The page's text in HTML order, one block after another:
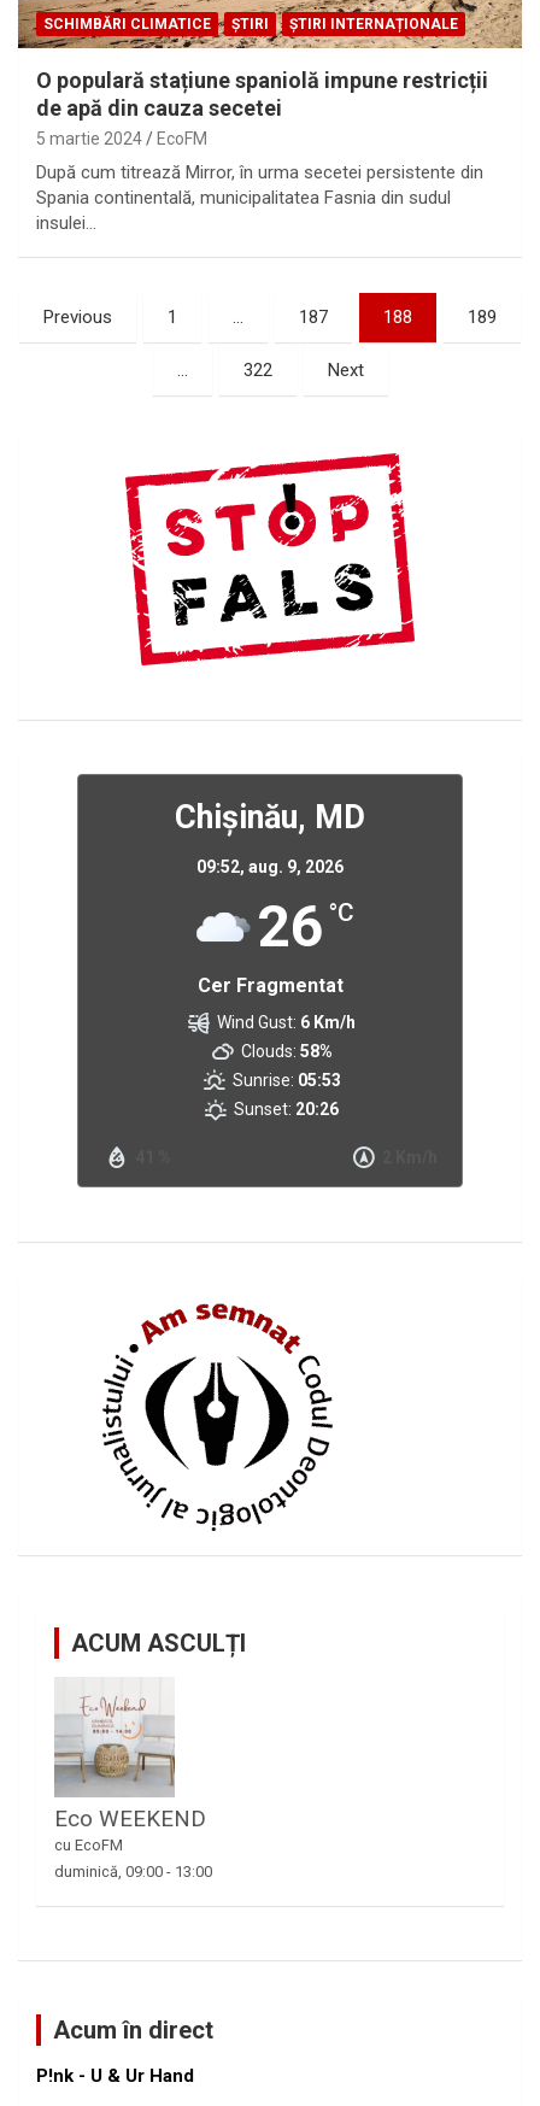
SCHIMBĂRI CLIMATICE ȘTIRI ȘTIRI INTERNAȚIONALE
O populară stațiune spaniolă impune restricții
de apă din cauza secetei
5 martie 2024 EcoFM
După cum titrează Mirror, în urma secetei persistente din
Spania continentală, municipalitatea Fasnia din sudul
insulei…
Paginație
articole
Previous 1 … 187 188 189
… 322 Next
Chișinău, MD
09:52, aug. 9, 2026
26 °C
Cer Fragmentat
Wind Gust: 6 Km/h
Clouds: 58%
Sunrise: 05:53
Sunset: 20:26
ACUM ASCULȚI
Eco WEEKEND
cu EcoFM
duminică, 09:00 - 13:00
Acum în direct
P!nk - U & Ur Hand